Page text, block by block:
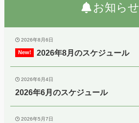
お知らせ
2026年8月6日
2026年8月のスケジュール
2026年6月4日
2026年6月のスケジュール
2026年5月7日